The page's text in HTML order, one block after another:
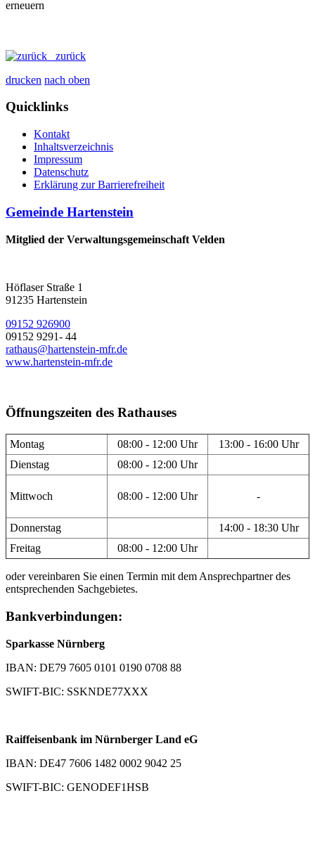
zurück
drucken nach oben
Quicklinks
Kontakt
Inhaltsverzeichnis
Impressum
Datenschutz
Erklärung zur Barrierefreiheit
Gemeinde Hartenstein
Mitglied der Verwaltungsgemeinschaft Velden
Höflaser Straße 1
91235 Hartenstein
09152 926900
09152 9291- 44
rathaus@hartenstein-mfr.de
www.hartenstein-mfr.de
Öffnungszeiten des Rathauses
Montag 08:00 - 12:00 Uhr
13:00 - 16:00 Uhr
Dienstag
08:00 - 12:00 Uhr
Mittwoch 08:00 - 12:00 Uhr -
Donnerstag
14:00 - 18:30 Uhr
Freitag
08:00 - 12:00 Uhr
oder vereinbaren Sie einen Termin mit dem Ansprechpartner des
entsprechenden Sachgebietes.
Bankverbindungen:
Sparkasse Nürnberg
IBAN: DE79 7605 0101 0190 0708 88
SWIFT-BIC: SSKNDE77XXX
Raiffeisenbank im Nürnberger Land eG
IBAN: DE47 7606 1482 0002 9042 25
SWIFT-BIC: GENODEF1HSB